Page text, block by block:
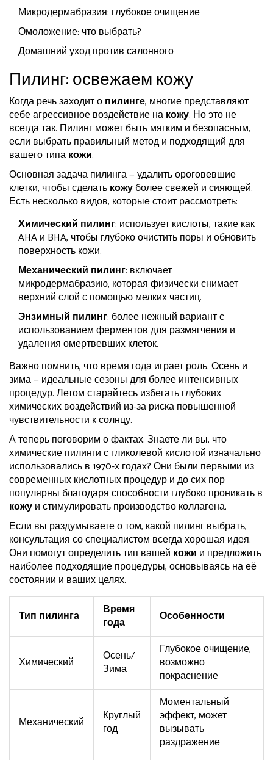
Микродермабразия: глубокое очищение
Омоложение: что выбрать?
Домашний уход против салонного
Пилинг: освежаем кожу
Когда речь заходит опилинге, многие представляют
себе агрессивное воздействие накожу. Но это не
всегда так. Пилинг может быть мягким и безопасным,
если выбрать правильный метод и подходящий для
вашего типакожи.
Основная задача пилинга — удалить ороговевшие
клетки, чтобы сделатькожуболее свежей и сияющей.
Есть несколько видов, которые стоит рассмотреть:
Химический пилинг: использует кислоты, такие как
AHA и BHA, чтобы глубоко очистить поры и обновить
поверхность кожи.
Механический пилинг: включает
микродермабразию, которая физически снимает
верхний слой с помощью мелких частиц.
Энзимный пилинг: более нежный вариант с
использованием ферментов для размягчения и
удаления омертвевших клеток.
Важно помнить, что время года играет роль. Осень и
зима — идеальные сезоны для более интенсивных
процедур. Летом старайтесь избегать глубоких
химических воздействий из-за риска повышенной
чувствительности к солнцу.
А теперь поговорим о фактах. Знаете ли вы, что
химические пилинги с гликолевой кислотой изначально
использовались в 1970-х годах? Они были первыми из
современных кислотных процедур и до сих пор
популярны благодаря способности глубоко проникать в
кожуи стимулировать производство коллагена.
Если вы раздумываете о том, какой пилинг выбрать,
консультация со специалистом всегда хорошая идея.
Они помогут определить тип вашей кожи и предложить
наиболее подходящие процедуры, основываясь на её
состоянии и ваших целях.
Тип пилинга
Время
года
Особенности
Химический
Осень/
Зима
Глубокое очищение,
возможно
покраснение
Механический
Круглый
год
Моментальный
эффект, может
вызывать
раздражение